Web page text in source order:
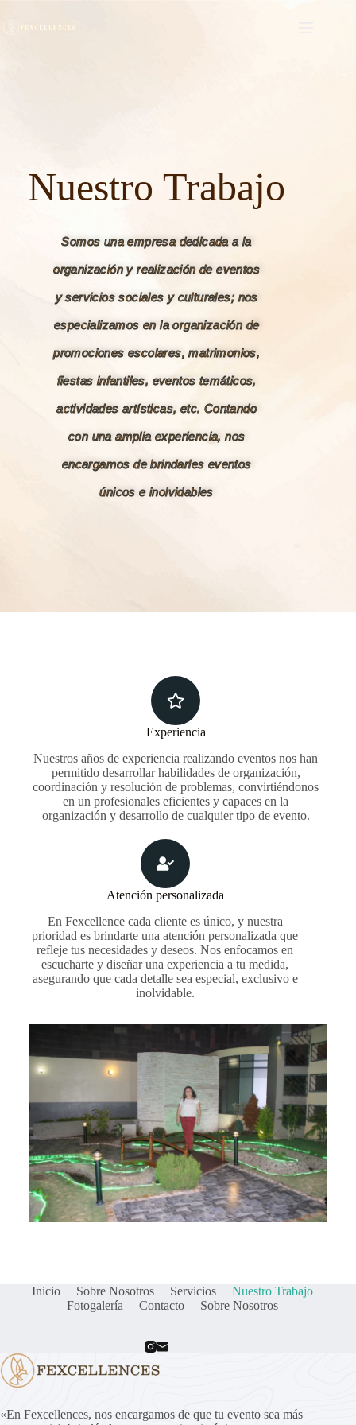
Nuestro Trabajo
Somos una empresa dedicada a la
organización y realización de eventos
y servicios sociales y culturales;nos
especializamos en la organización de
promociones escolares, matrimonios,
fiestas infantiles, eventos temáticos,
actividades artísticas, etc. Contando
con una amplia experiencia, nos
encargamos de brindarles eventos
únicos e inolvidables
Experiencia
Nuestros años de experiencia realizando eventos nos han
permitido desarrollar habilidades de organización,
coordinación y resolución de problemas, convirtiéndonos
en un profesionales eficientes y capaces en la
organización y desarrollo de cualquier tipo de evento.
Atención personalizada
En Fexcellence cada cliente es único, y nuestra
prioridad es brindarte una atención personalizada que
refleje tus necesidades y deseos. Nos enfocamos en
escucharte y diseñar una experiencia a tu medida,
asegurando que cada detalle sea especial, exclusivo e
inolvidable.
Inicio Sobre Nosotros Servicios
Nuestro Trabajo
Fotogalería
Contacto Sobre Nosotros
«En Fexcellences, nos encargamos de que tu evento sea más